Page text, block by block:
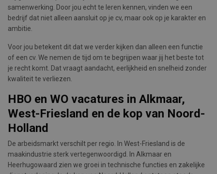
samenwerking. Door jou echt te leren kennen, vinden we een
bedrijf dat niet alleen aansluit op je cv, maar ook op je karakter en
ambitie.
Voor jou betekent dit dat we verder kijken dan alleen een functie
of een cv. We nemen de tijd om te begrijpen waar jij het beste tot
je recht komt. Dat vraagt aandacht, eerlijkheid en snelheid zonder
kwaliteit te verliezen.
HBO en WO vacatures in Alkmaar,
West-Friesland en de kop van Noord-
Holland
De arbeidsmarkt verschilt per regio. In West-Friesland is de
maakindustrie sterk vertegenwoordigd. In Alkmaar en
Heerhugowaard zien we groei in technische functies en zakelijke